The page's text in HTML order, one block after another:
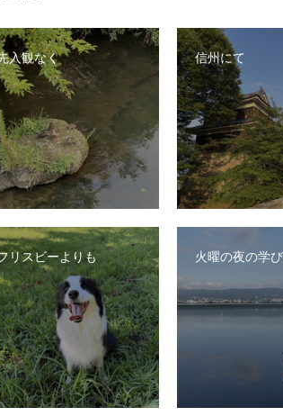
入観なく 信州にて
リスビーよりも 火曜の夜の学